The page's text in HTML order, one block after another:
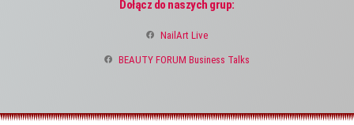
Dołącz do naszych grup:
NailArt Live
BEAUTY FORUM Business Talks